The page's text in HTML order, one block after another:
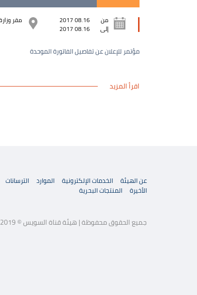
من
إلى
مقر
مؤتمر للإعلان عن تفاصيل الفاتورة الموحدة
اقرأ المزيد
عن الهيئة الخدمات الإلكترونية الموارد الترسانات
الأخيرة
المنتجات البحرية
جميع الحقوق محفوظة | هيئة قناة السويس © 2019